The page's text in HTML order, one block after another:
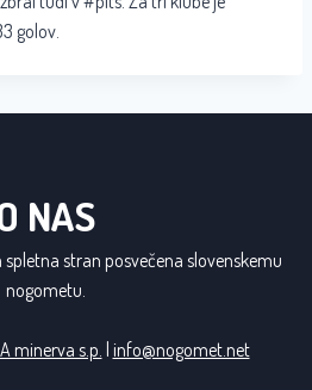
golov.
NAS
stran posvečena slovenskemu
nogometu.
minerva s.p. info@nogomet.net